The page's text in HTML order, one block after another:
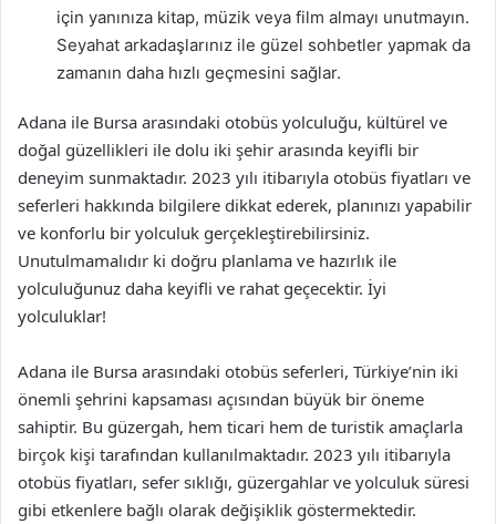
için yanınıza kitap, müzik veya film almayı unutmayın.
Seyahat arkadaşlarınız ile güzel sohbetler yapmak da
zamanın daha hızlı geçmesini sağlar.
Adana ile Bursa arasındaki otobüs yolculuğu, kültürel ve
doğal güzellikleri ile dolu iki şehir arasında keyifli bir
deneyim sunmaktadır. 2023 yılı itibarıyla otobüs fiyatları ve
seferleri hakkında bilgilere dikkat ederek, planınızı yapabilir
ve konforlu bir yolculuk gerçekleştirebilirsiniz.
Unutulmamalıdır ki doğru planlama ve hazırlık ile
yolculuğunuz daha keyifli ve rahat geçecektir. İyi
yolculuklar!
Adana ile Bursa arasındaki otobüs seferleri, Türkiye’nin iki
önemli şehrini kapsaması açısından büyük bir öneme
sahiptir. Bu güzergah, hem ticari hem de turistik amaçlarla
birçok kişi tarafından kullanılmaktadır. 2023 yılı itibarıyla
otobüs fiyatları, sefer sıklığı, güzergahlar ve yolculuk süresi
gibi etkenlere bağlı olarak değişiklik göstermektedir.